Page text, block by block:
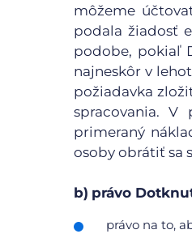
môžeme
podala žiadosť
podobe, pokiaľ
najneskôr v
požiadavka
spracovania.
primeraný
osoby obrátiť sa
b) právo
právo na to,